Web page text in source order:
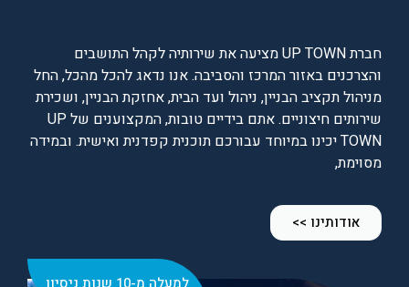
חברת UP TOWN מציעה את שירותיה לקהל התושבים
והצרכנים באזור המרכז והסביבה. אנו נדאג להכל מהכל, החל
מניהול תקציב הבניין, ניהול ועד הבית, אחזקת הבניין, ושכירת
שירותים חיצוניים. אתם בידיים טובות, המקצוענים של UP
TOWN יכינו במיוחד עבורכם תוכנית קפדנית ואישית. ובמידה
מסוימת,
אודותינו >>